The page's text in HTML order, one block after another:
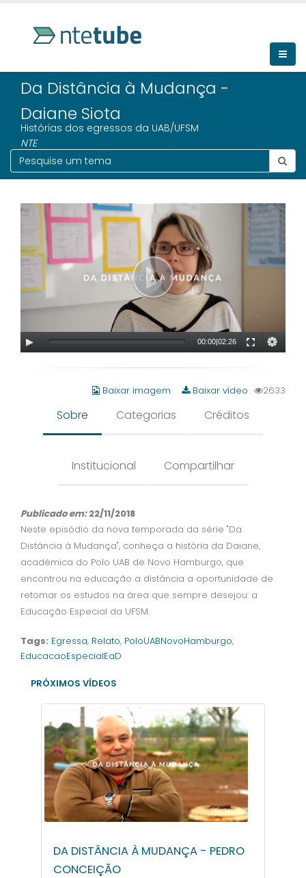
Da Distância à Mudança -
Daiane Siota
Histórias dos egressos da UAB/UFSM
NTE
00:00|02:26
Baixar imagem Baixar vídeo 2633
Sobre Categorias Créditos
Institucional Compartilhar
Publicado em:22/11/2018
Neste episódio da nova temporada da série "Da
Distância à Mudança", conheça a história da Daiane,
acadêmica do Polo UAB de Novo Hamburgo, que
encontrou na educação a distância a oportunidade de
retomar os estudos na área que sempre desejou: a
Educação Especial da UFSM.
Tags: Egressa, Relato, PoloUABNovoHamburgo,
EducacaoEspecialEaD
PRÓXIMOS VÍDEOS
DA DISTÂNCIA À MUDANÇA - PEDRO
CONCEIÇÃO